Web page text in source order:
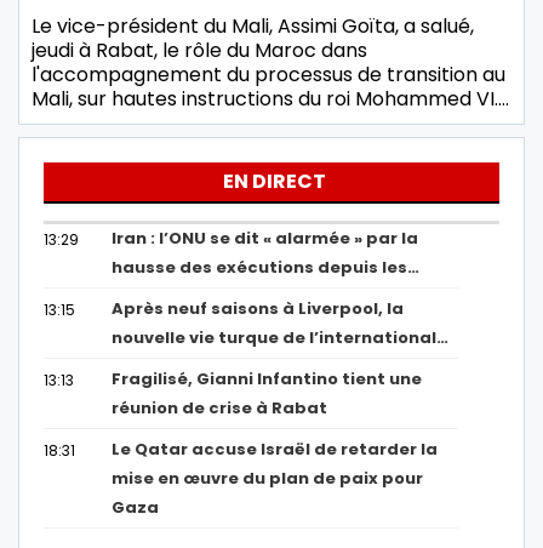
Le vice-président du Mali, Assimi Goïta, a salué,
jeudi à Rabat, le rôle du Maroc dans
l'accompagnement du processus de transition au
Mali, sur hautes instructions du roi Mohammed VI.…
EN DIRECT
13:29
Iran : l’ONU se dit « alarmée » par la
hausse des exécutions depuis les…
13:15
Après neuf saisons à Liverpool, la
nouvelle vie turque de l’international…
13:13
Fragilisé, Gianni Infantino tient une
réunion de crise à Rabat
18:31
Le Qatar accuse Israël de retarder la
mise en œuvre du plan de paix pour
Gaza